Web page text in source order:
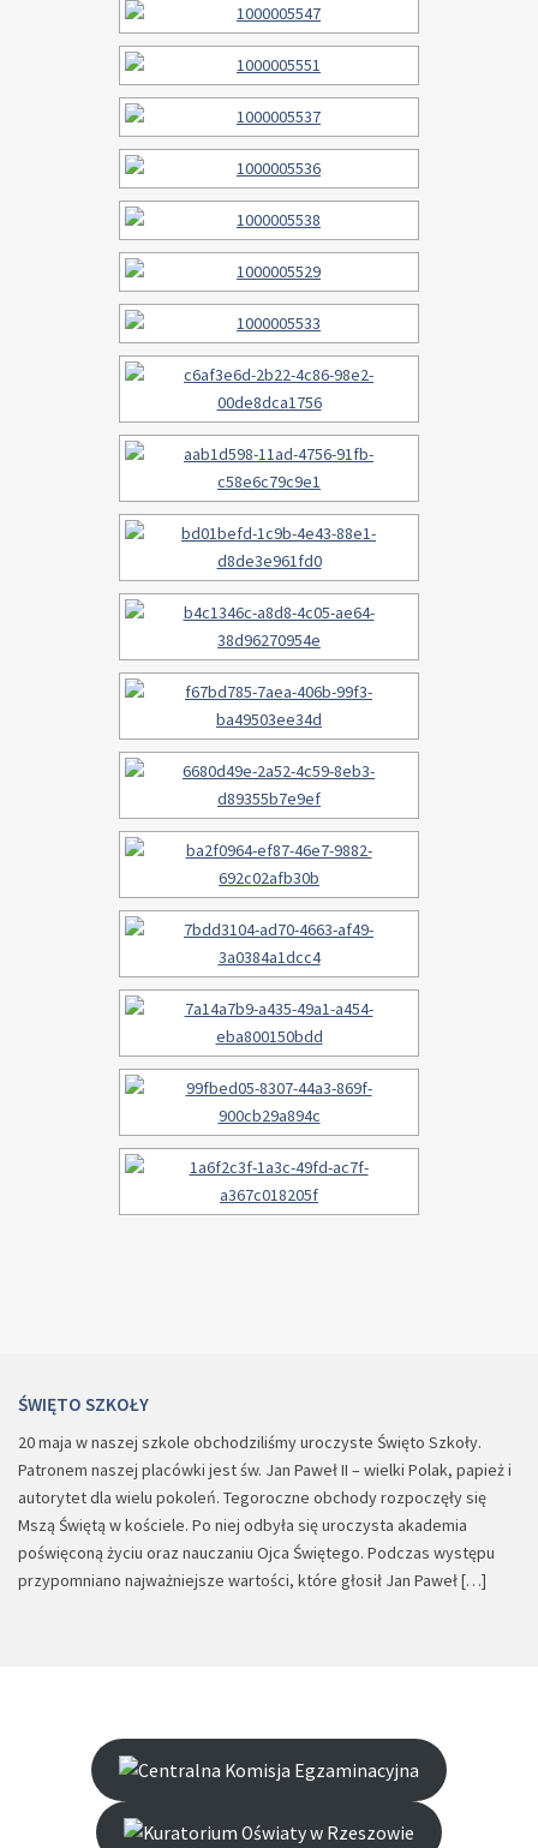
ŚWIĘTO SZKOŁY
20 maja w naszej szkole obchodziliśmy uroczyste Święto Szkoły.
Patronem naszej placówki jest św. Jan Paweł II – wielki Polak, papież i
autorytet dla wielu pokoleń. Tegoroczne obchody rozpoczęły się
Mszą Świętą w kościele. Po niej odbyła się uroczysta akademia
poświęconą życiu oraz nauczaniu Ojca Świętego. Podczas występu
przypomniano najważniejsze wartości, które głosił Jan Paweł […]